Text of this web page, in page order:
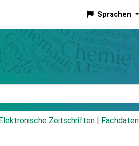
Sprachen
Elektronische Zeitschriften